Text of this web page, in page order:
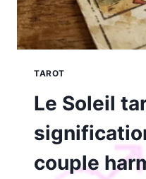
TAROT
Le Soleil
couple